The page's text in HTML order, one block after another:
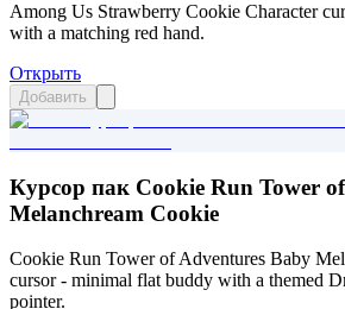
Among Us Strawberry Cookie Character
with a matching red hand.
Открыть
Добавить
Курсор пак Cookie Run Tower
Melanchream Cookie
Cookie Run Tower of Adventures Baby
cursor - minimal flat buddy with a themed
pointer.